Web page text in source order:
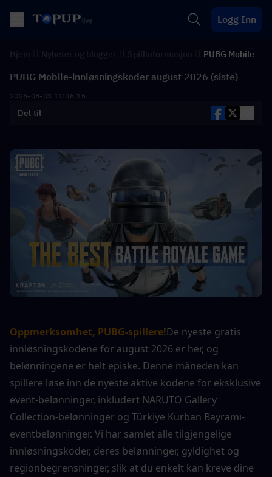
Logg Inn
PUBG Mobile
PUBG Mobile-innløsningskoder august 2026 (siste)
2026-08-03 11:06:15
Del til
Oppmerksomhet, PUBG-spillere!De nyeste gratis
innløsningskodene for august 2026 er her, og
belønningene er helt episke. Denne måneden kan
spillere løse inn de nyeste aktive kodene for eksklusive
event-belønninger, inkludert NARUTO Gallery
Collection-belønninger og Türkiye Kurban Bayramı-
eventbelønninger. Vi har samlet alle tilgjengelige
innløsningskoder, deres belønninger, gyldighet og
regionbegrensninger, slik at du enkelt kan kreve dine